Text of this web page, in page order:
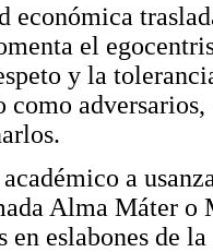
económica
el
y la
como
a
Alma Máter o
eslabones de